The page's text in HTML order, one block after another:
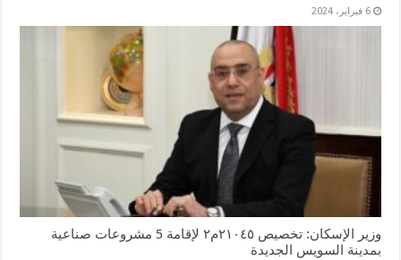
6 فبراير، 2024
وزير الإسكان: تخصيص ٢١٠٤٥م٢ لإقامة 5 مشروعات صناعية
بمدينة السويس الجديدة